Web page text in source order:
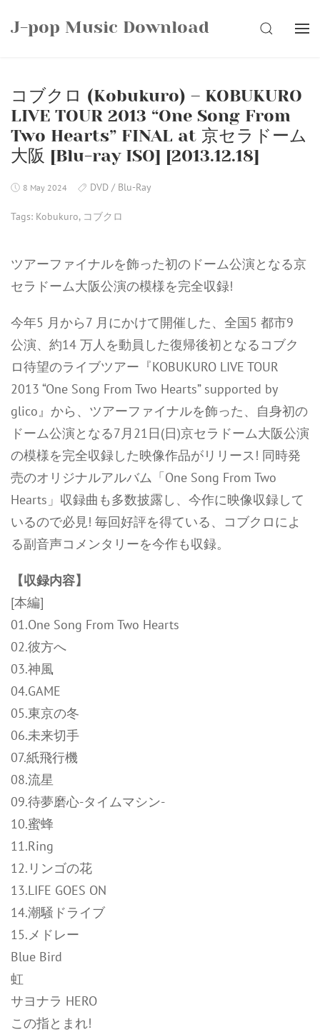
J-pop Music Download SEARCH
コブクロ (Kobukuro) – KOBUKURO
LIVE TOUR 2013 “One Song From
Two Hearts” FINAL at 京セラドーム
大阪 [Blu-ray ISO] [2013.12.18]
8 May 2024 DVD / Blu-Ray
Tags: Kobukuro, コブクロ
ツアーファイナルを飾った初のドーム公演となる京
セラドーム大阪公演の模様を完全収録!
今年5 月から7 月にかけて開催した、全国5 都市9
公演、約14 万人を動員した復帰後初となるコブク
ロ待望のライブツアー『KOBUKURO LIVE TOUR
2013 “One Song From Two Hearts” supported by
glico』から、ツアーファイナルを飾った、自身初の
ドーム公演となる7月21日(日)京セラドーム大阪公演
の模様を完全収録した映像作品がリリース! 同時発
売のオリジナルアルバム「One Song From Two
Hearts」収録曲も多数披露し、今作に映像収録して
いるので必見! 毎回好評を得ている、コブクロによ
る副音声コメンタリーを今作も収録。
【収録内容】
[本編]
01.One Song From Two Hearts
02.彼方へ
03.神風
04.GAME
05.東京の冬
06.未来切手
07.紙飛行機
08.流星
09.待夢磨心-タイムマシン-
10.蜜蜂
11.Ring
12.リンゴの花
13.LIFE GOES ON
14.潮騒ドライブ
15.メドレー
Blue Bird
虹
サヨナラ HERO
この指とまれ!